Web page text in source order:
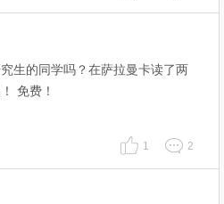
生的同学吗？在萨拉曼卡读了两
免费！
1 2